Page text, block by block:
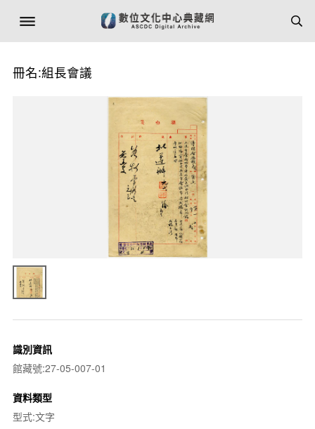
冊名:組長會議
識別資訊
館藏號:27-05-007-01
資料類型
型式:文字